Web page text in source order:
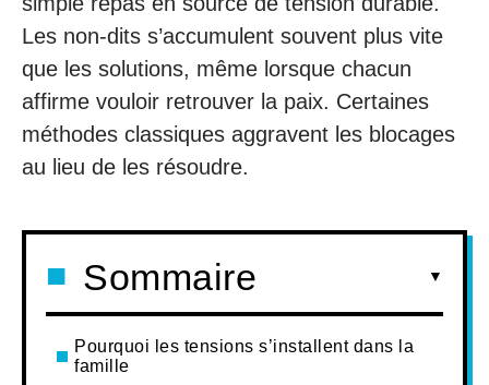
Les non-dits s’accumulent souvent plus vite
que les solutions, même lorsque chacun
affirme vouloir retrouver la paix. Certaines
méthodes classiques aggravent les blocages
au lieu de les résoudre.
Sommaire
Pourquoi les tensions s’installent dans la
famille